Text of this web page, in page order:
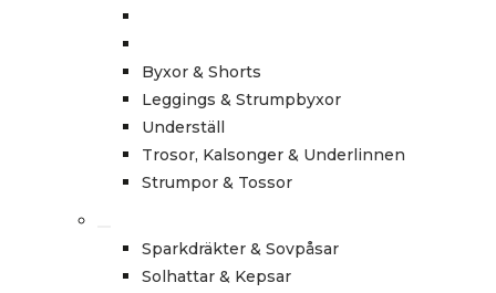
Byxor & Shorts
Leggings & Strumpbyxor
Underställ
Trosor, Kalsonger & Underlinnen
Strumpor & Tossor
Sparkdräkter & Sovpåsar
Solhattar & Kepsar